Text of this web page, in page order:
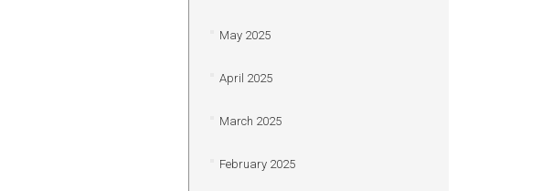
May 2025
April 2025
March 2025
February 2025